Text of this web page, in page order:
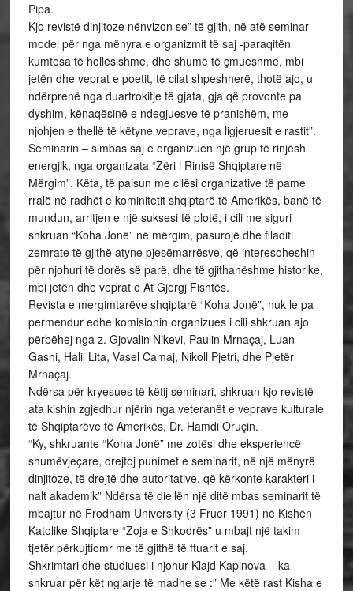
Pipa.
Kjo revistë dinjitoze nënvizon se” të gjith, në atë seminar
model për nga mënyra e organizmit të saj -paraqitën
kumtesa të hollësishme, dhe shumë të çmueshme, mbi
jetën dhe veprat e poetit, të cilat shpeshherë, thotë ajo, u
ndërprenë nga duartrokitje të gjata, gja që provonte pa
dyshim, kënaqësinë e ndegjuesve të pranishëm, me
njohjen e thellë të këtyne veprave, nga ligjeruesit e rastit”.
Seminarin – simbas saj e organizuen një grup të rinjësh
energjik, nga organizata “Zëri i Rinisë Shqiptare në
Mërgim”. Këta, të paisun me cilësi organizative të pame
rralë në radhët e kominitetit shqiptarë të Amerikës, banë të
mundun, arritjen e një suksesi të plotë, i cili me siguri
shkruan “Koha Jonë” në mërgim, pasurojë dhe flladiti
zemrate të gjithë atyne pjesëmarrësve, që interesoheshin
për njohuri të dorës së parë, dhe të gjithanëshme historike,
mbi jetën dhe veprat e At Gjergj Fishtës.
Revista e mergimtarëve shqiptarë “Koha Jonë”, nuk le pa
permendur edhe komisionin organizues i cili shkruan ajo
përbëhej nga z. Gjovalin Nikevi, Paulin Mrnaçaj, Luan
Gashi, Halil Lita, Vasel Camaj, Nikoll Pjetri, dhe Pjetër
Mrnaçaj.
Ndërsa për kryesues të këtij seminari, shkruan kjo revistë
ata kishin zgjedhur njërin nga veteranët e veprave kulturale
të Shqiptarëve të Amerikës, Dr. Hamdi Oruçin.
“Ky, shkruante “Koha Jonë” me zotësi dhe eksperiencë
shumëvjeçare, drejtoj punimet e seminarit, në një mënyrë
dinjitoze, të drejtë dhe autoritative, që kërkonte karakteri i
nalt akademik” Ndërsa të diellën një ditë mbas seminarit të
mbajtur në Frodham University (3 Fruer 1991) në Kishën
Katolike Shqiptare “Zoja e Shkodrës” u mbajt një takim
tjetër përkujtiomr me të gjithë të ftuarit e saj.
Shkrimtari dhe studiuesi i njohur Klajd Kapinova – ka
shkruar për kët ngjarje të madhe se :” Me këtë rast Kisha e